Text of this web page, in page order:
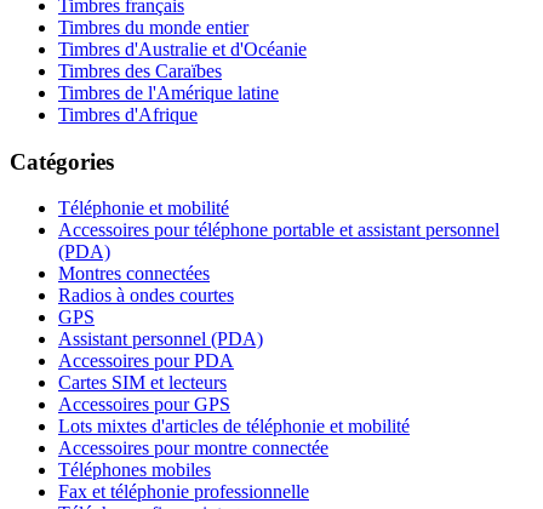
Timbres français
Timbres du monde entier
Timbres d'Australie et d'Océanie
Timbres des Caraïbes
Timbres de l'Amérique latine
Timbres d'Afrique
Catégories
Téléphonie et mobilité
Accessoires pour téléphone portable et assistant personnel
(PDA)
Montres connectées
Radios à ondes courtes
GPS
Assistant personnel (PDA)
Accessoires pour PDA
Cartes SIM et lecteurs
Accessoires pour GPS
Lots mixtes d'articles de téléphonie et mobilité
Accessoires pour montre connectée
Téléphones mobiles
Fax et téléphonie professionnelle